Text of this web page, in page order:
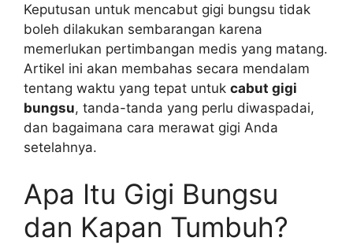
Keputusan untuk mencabut gigi bungsu tidak
boleh dilakukan sembarangan karena
memerlukan pertimbangan medis yang matang.
Artikel ini akan membahas secara mendalam
tentang waktu yang tepat untuk cabut gigi
bungsu, tanda-tanda yang perlu diwaspadai,
dan bagaimana cara merawat gigi Anda
setelahnya.
Apa Itu Gigi Bungsu
dan Kapan Tumbuh?